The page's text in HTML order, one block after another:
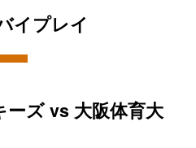
イプレイ
ズ vs 大阪体育大